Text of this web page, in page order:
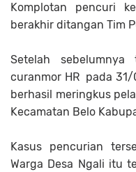
Komplotan pencuri
berakhir ditangan Tim
Setelah
curanmor HR pada
berhasil meringkus
Kecamatan Belo
Kasus pencurian
Warga Desa Ngali itu